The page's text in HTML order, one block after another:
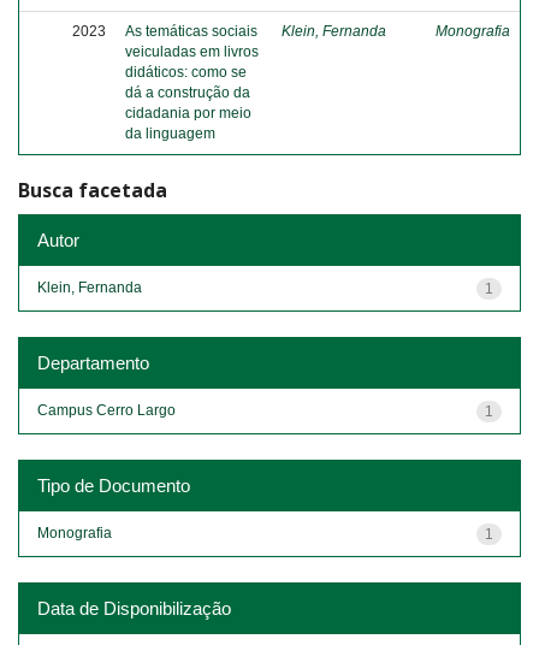
2023
As temáticas sociais
veiculadas em livros
didáticos: como se
dá a construção da
cidadania por meio
da linguagem
Klein, Fernanda Monografia
Busca facetada
Autor
1
Klein, Fernanda
Departamento
1
Campus Cerro Largo
Tipo de Documento
1
Monografia
Data de Disponibilização